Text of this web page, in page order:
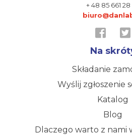
+ 48 85 661 28
Na
Składanie
Wyślij zgłoszenie
Katalog
Blog
Dlaczego warto z nami